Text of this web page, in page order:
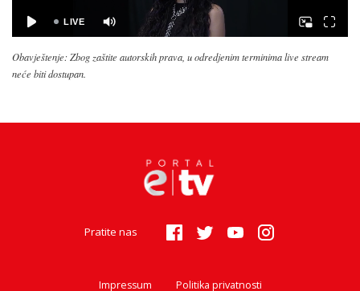
Obavještenje: Zbog zaštite autorskih prava, u odredjenim terminima live stream
neće biti dostupan.
Pratite nas
Impressum Politika privatnosti